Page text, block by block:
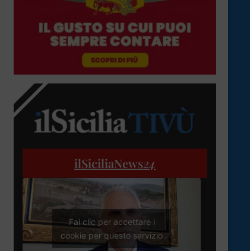
ilSiciliaNews24
Fai clic per accettare i
cookie per questo servizio